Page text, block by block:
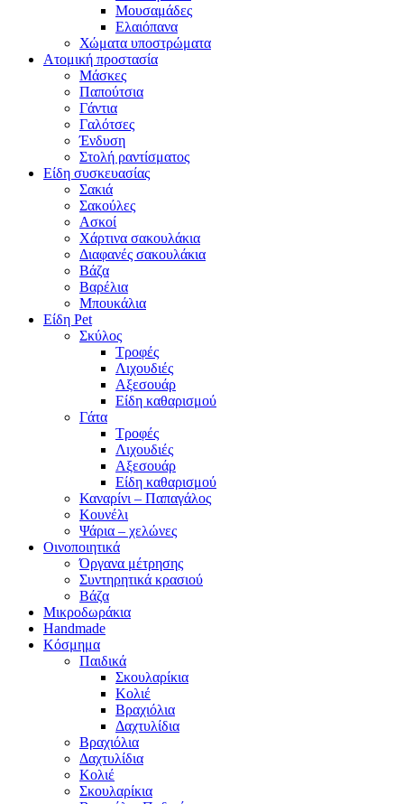
Μουσαμάδες
Ελαιόπανα
Χώματα υποστρώματα
Ατομική προστασία
Μάσκες
Παπούτσια
Γάντια
Γαλότσες
Ένδυση
Στολή ραντίσματος
Είδη συσκευασίας
Σακιά
Σακούλες
Ασκοί
Χάρτινα σακουλάκια
Διαφανές σακουλάκια
Βάζα
Βαρέλια
Μπουκάλια
Είδη Pet
Σκύλος
Τροφές
Λιχουδιές
Αξεσουάρ
Είδη καθαρισμού
Γάτα
Τροφές
Λιχουδιές
Αξεσουάρ
Είδη καθαρισμού
Καναρίνι – Παπαγάλος
Κουνέλι
Ψάρια – χελώνες
Οινοποιητικά
Όργανα μέτρησης
Συντηρητικά κρασιού
Βάζα
Μικροδωράκια
Handmade
Κόσμημα
Παιδικά
Σκουλαρίκια
Κολιέ
Βραχιόλια
Δαχτυλίδια
Βραχιόλια
Δαχτυλίδια
Κολιέ
Σκουλαρίκια